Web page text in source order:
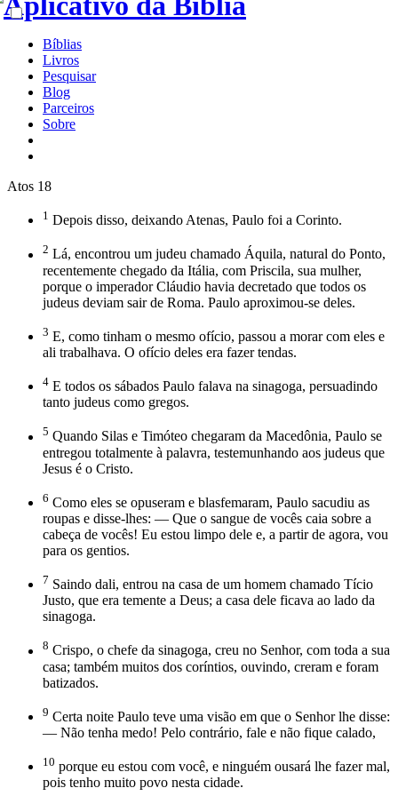
Bíblias
Livros
Pesquisar
Blog
Parceiros
Sobre
Atos 18
1 Depois disso, deixando Atenas, Paulo foi a Corinto.
2 Lá, encontrou um judeu chamado Áquila, natural do Ponto,
recentemente chegado da Itália, com Priscila, sua mulher,
porque o imperador Cláudio havia decretado que todos os
judeus deviam sair de Roma. Paulo aproximou-se deles.
3 E, como tinham o mesmo ofício, passou a morar com eles e
ali trabalhava. O ofício deles era fazer tendas.
4 E todos os sábados Paulo falava na sinagoga, persuadindo
tanto judeus como gregos.
5 Quando Silas e Timóteo chegaram da Macedônia, Paulo se
entregou totalmente à palavra, testemunhando aos judeus que
Jesus é o Cristo.
6 Como eles se opuseram e blasfemaram, Paulo sacudiu as
roupas e disse-lhes: — Que o sangue de vocês caia sobre a
cabeça de vocês! Eu estou limpo dele e, a partir de agora, vou
para os gentios.
7 Saindo dali, entrou na casa de um homem chamado Tício
Justo, que era temente a Deus; a casa dele ficava ao lado da
sinagoga.
8 Crispo, o chefe da sinagoga, creu no Senhor, com toda a sua
casa; também muitos dos coríntios, ouvindo, creram e foram
batizados.
9 Certa noite Paulo teve uma visão em que o Senhor lhe disse:
— Não tenha medo! Pelo contrário, fale e não fique calado,
10 porque eu estou com você, e ninguém ousará lhe fazer mal,
pois tenho muito povo nesta cidade.